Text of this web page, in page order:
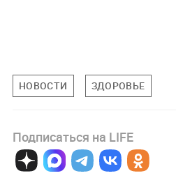
НОВОСТИ ЗДОРОВЬЕ
Подписаться на LIFE